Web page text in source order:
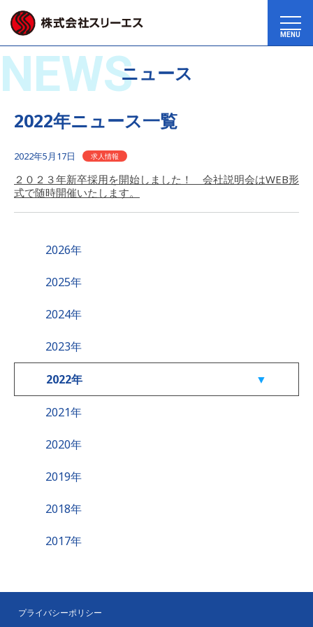
MENU
NEWSニュース
2026年
2025年
2024年
2023年
2022年
2021年
2020年
2019年
2018年
2017年
2022年ニュース一覧
2022年5月17日 求人情報
２０２３年新卒採用を開始しました！ 会社説明会はWEB形
式で随時開催いたします。
プライバシーポリシー